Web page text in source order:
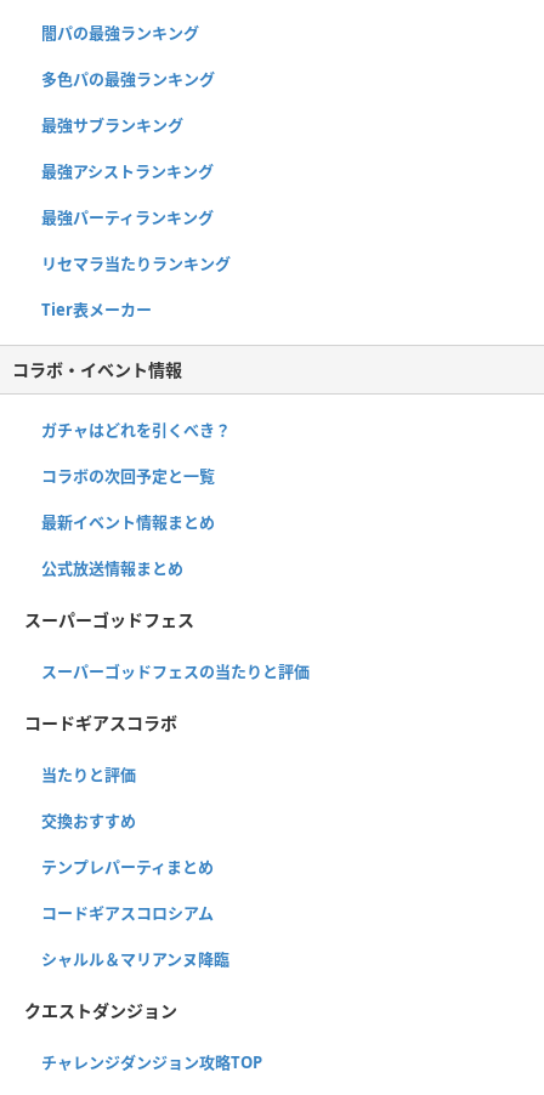
闇パの最強ランキング
多色パの最強ランキング
最強サブランキング
最強アシストランキング
最強パーティランキング
リセマラ当たりランキング
Tier表メーカー
コラボ・イベント情報
ガチャはどれを引くべき？
コラボの次回予定と一覧
最新イベント情報まとめ
公式放送情報まとめ
スーパーゴッドフェス
スーパーゴッドフェスの当たりと評価
コードギアスコラボ
当たりと評価
交換おすすめ
テンプレパーティまとめ
コードギアスコロシアム
シャルル＆マリアンヌ降臨
クエストダンジョン
チャレンジダンジョン攻略TOP